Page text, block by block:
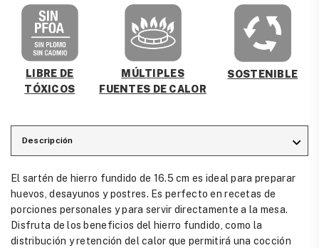
LIBRE DE
TÓXICOS
MÚLTIPLES
FUENTES DE CALOR
SOSTENIBLE
Descripción
El sartén de hierro fundido de 16.5 cm es ideal para preparar
huevos, desayunos y postres. Es perfecto en recetas de
porciones personales y para servir directamente a la mesa.
Disfruta de los beneficios del hierro fundido, como la
distribución y retención del calor que permitirá una cocción